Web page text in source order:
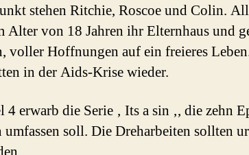
stehen Ritchie, Roscoe und Colin.
Alter von 18 Jahren ihr Elternhaus und
voller Hoffnungen auf ein freieres
in der Aids-Krise wieder.
4 erwarb die Serie ‚ Its a sin ‚, die zehn
umfassen soll. Die Dreharbeiten sollten